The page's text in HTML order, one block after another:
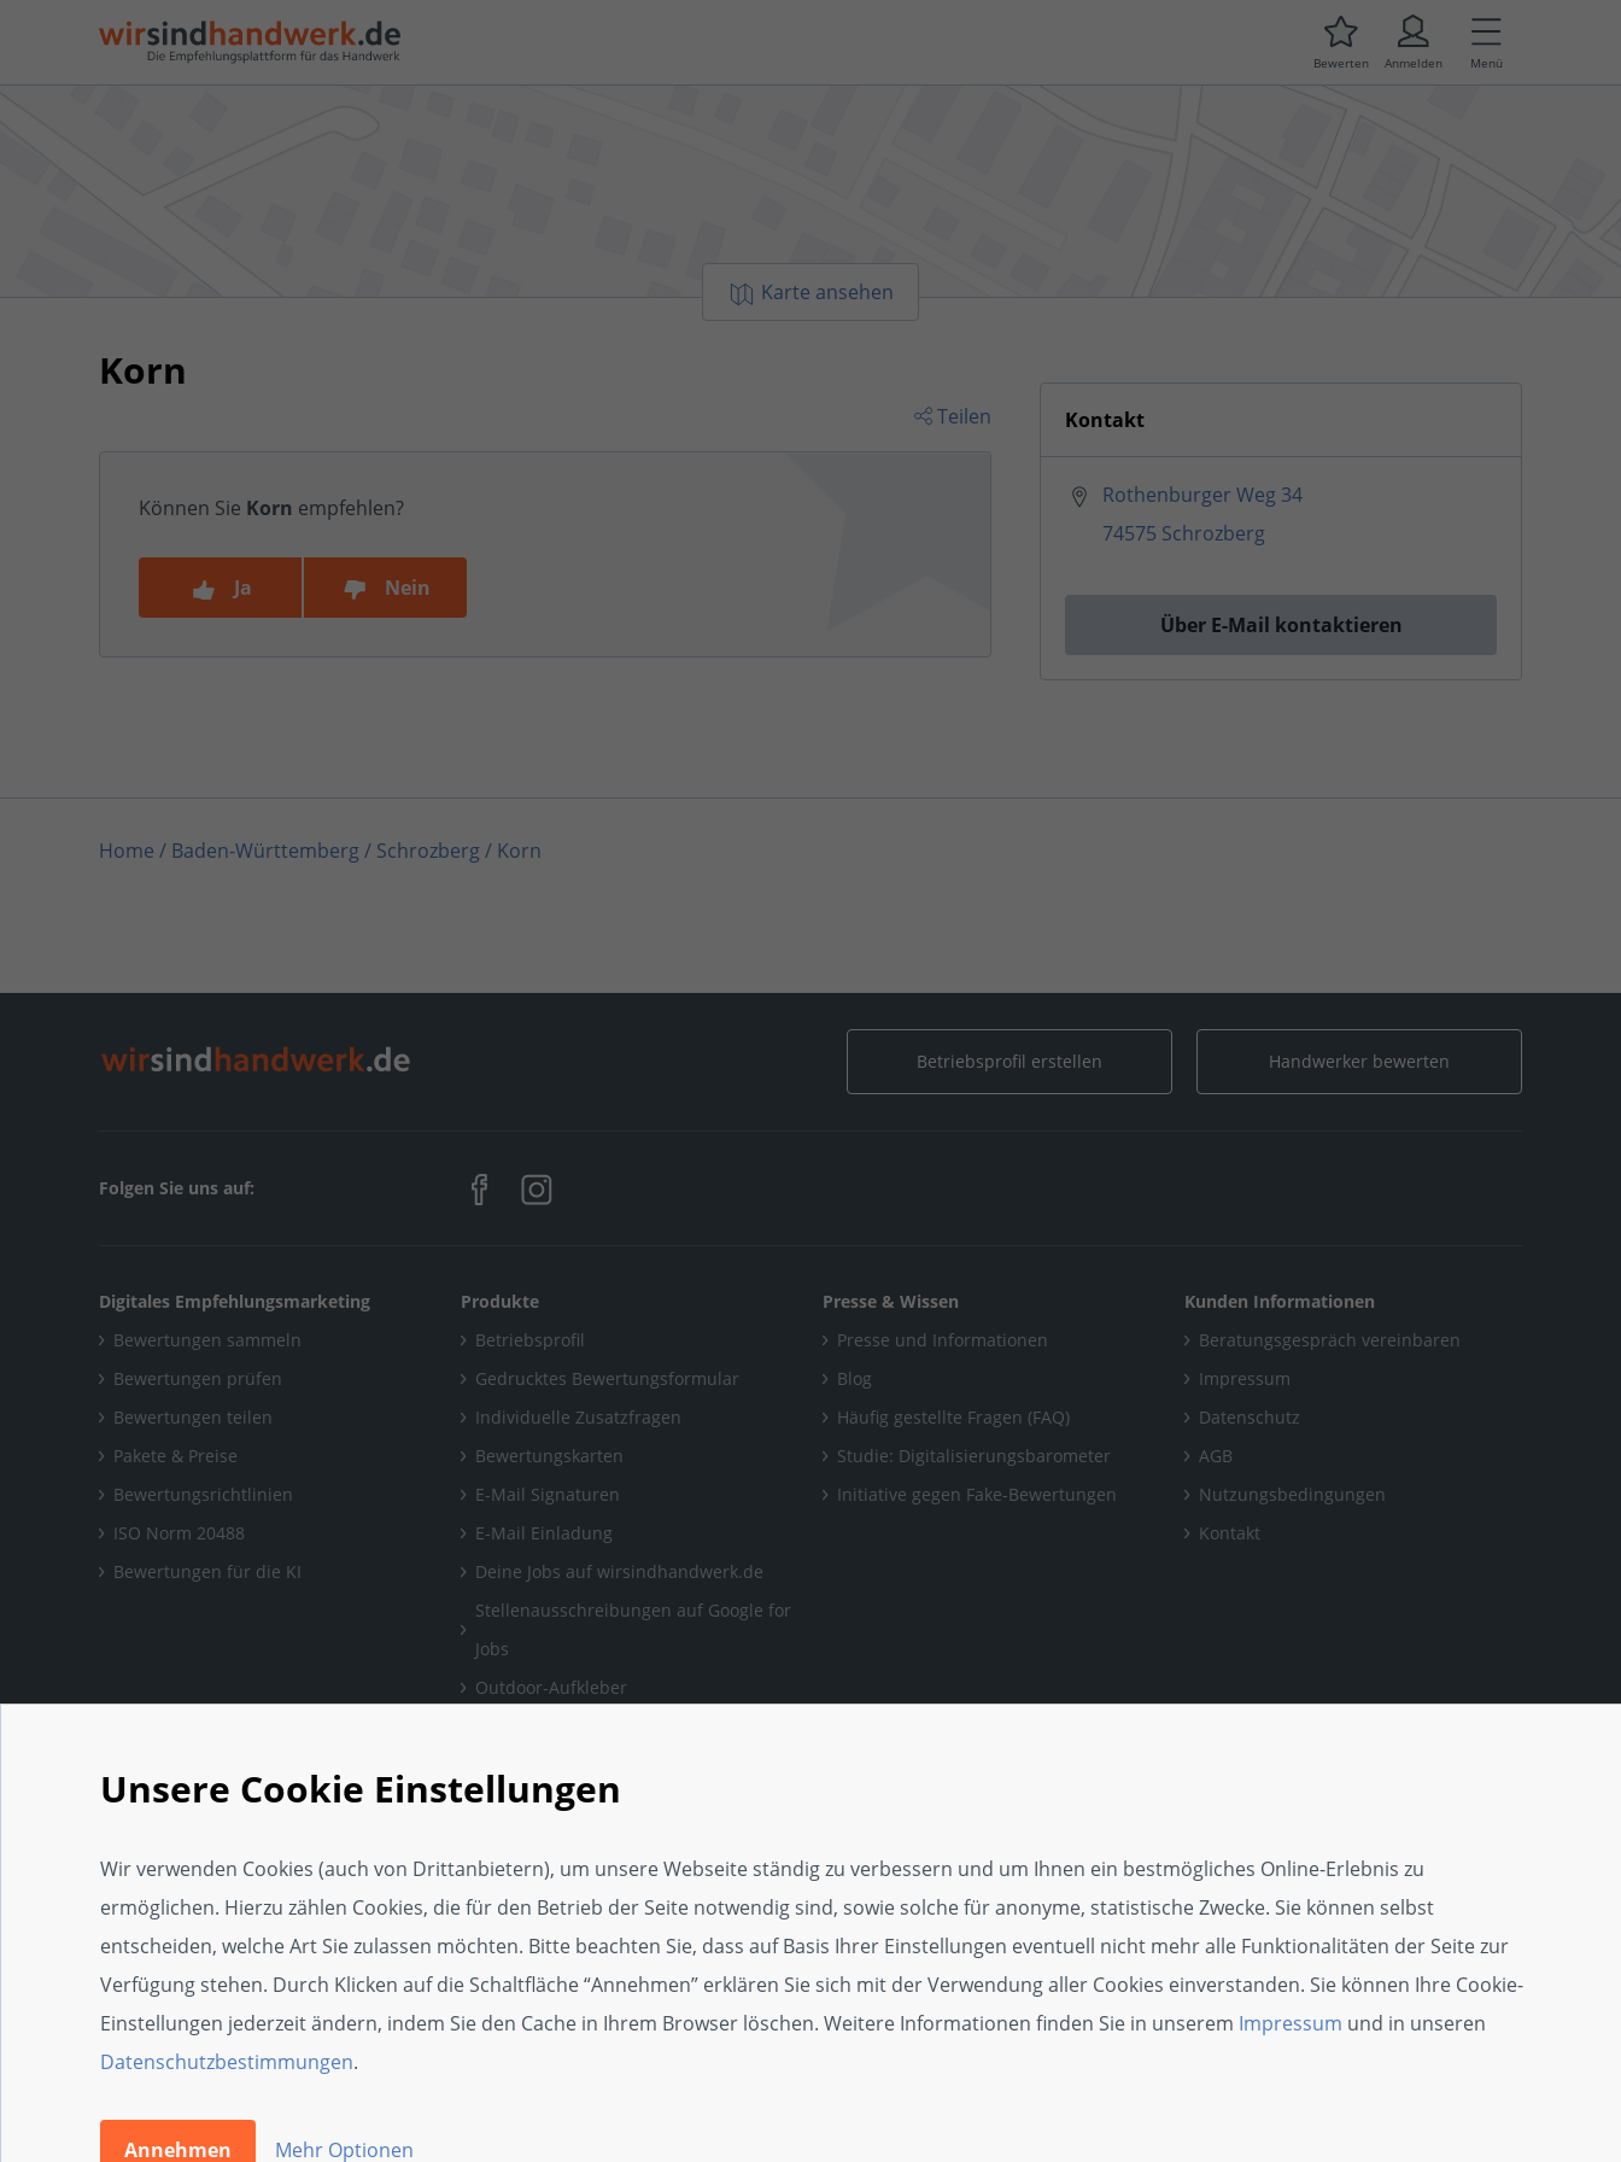
Bewerten Anmelden Menü
Karte ansehen
Korn
Teilen
Können Sie Korn empfehlen?
Ja Nein
Kontakt
Rothenburger Weg 34
74575 Schrozberg
Über E-Mail kontaktieren
Home / Baden-Württemberg/ Schrozberg/ Korn
Betriebsprofil erstellen Handwerker bewerten
Folgen Sie uns auf:
Digitales Empfehlungsmarketing
Bewertungen sammeln
Bewertungen prüfen
Bewertungen teilen
Pakete & Preise
Bewertungsrichtlinien
ISO Norm 20488
Bewertungen für die KI
Produkte
Betriebsprofil
Gedrucktes Bewertungsformular
Individuelle Zusatzfragen
Bewertungskarten
E-Mail Signaturen
E-Mail Einladung
Deine Jobs auf wirsindhandwerk.de
Stellenausschreibungen auf Google for
Jobs
Outdoor-Aufkleber
Handwerker Webseite
Social Media Vorlage
Web-App
Widget
SEO-Widget
Zertifikat für Kundenzufriedenheit
Presse & Wissen
Presse und Informationen
Blog
Häufig gestellte Fragen (FAQ)
Studie: Digitalisierungsbarometer
Initiative gegen Fake-Bewertungen
Kunden Informationen
Beratungsgespräch vereinbaren
Impressum
Datenschutz
AGB
Nutzungsbedingungen
Kontakt
Unsere Cookie Einstellungen
Wir verwenden Cookies (auch von Drittanbietern), um unsere Webseite ständig zu verbessern und um Ihnen ein bestmögliches Online-Erlebnis zu
ermöglichen. Hierzu zählen Cookies, die für den Betrieb der Seite notwendig sind, sowie solche für anonyme, statistische Zwecke. Sie können selbst
entscheiden, welche Art Sie zulassen möchten. Bitte beachten Sie, dass auf Basis Ihrer Einstellungen eventuell nicht mehr alle Funktionalitäten der Seite zur
Verfügung stehen. Durch Klicken auf die Schaltfläche “Annehmen” erklären Sie sich mit der Verwendung aller Cookies einverstanden. Sie können Ihre Cookie-
Einstellungen jederzeit ändern, indem Sie den Cache in Ihrem Browser löschen. Weitere Informationen finden Sie in unserem Impressum und in unseren
Datenschutzbestimmungen.
Annehmen Mehr Optionen